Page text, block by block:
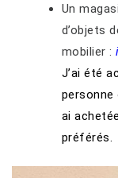
Un
d’objets
mobilier :
J’ai été
personne
ai
préférés.